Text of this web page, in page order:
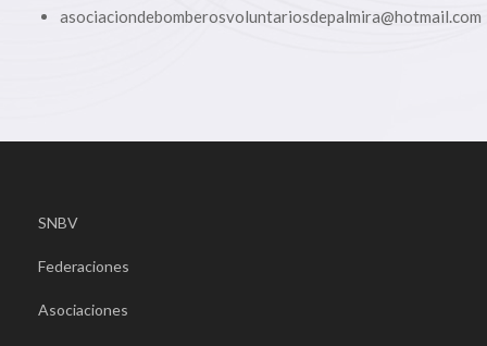
asociaciondebomberosvoluntariosdepalmira@hotmail.com
SNBV
Federaciones
Asociaciones